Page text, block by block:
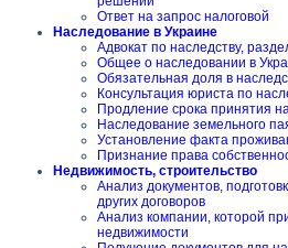
Ответ на запрос налоговой
Наследование в Украине
Адвокат по наследству,
Общее о наследовании в
Обязательная доля в
Консультация юриста по
Продление срока принятия
Наследование земельного
Установление факта
Признание права
Недвижимость, строительство
Анализ документов,
других договоров
Анализ компании, которой
недвижимости